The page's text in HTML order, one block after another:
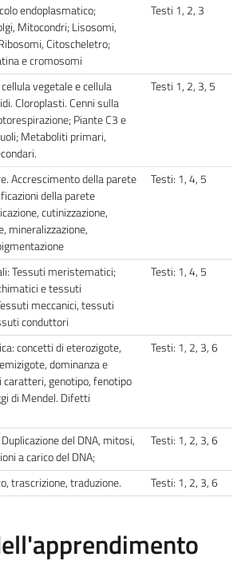
endoplasmatico;
Mitocondri; Lisosomi,
Citoscheletro;
e cromosomi
Testi 1, 2, 3
vegetale e cellula
Cloroplasti. Cenni sulla
Piante C3 e
Metaboliti primari,
Testi 1, 2, 3, 5
Accrescimento della parete
della parete
cutinizzazione,
mineralizzazione,
Testi: 1, 4, 5
Tessuti meristematici;
e tessuti
meccanici, tessuti
conduttori
Testi: 1, 4, 5
concetti di eterozigote,
dominanza e
caratteri, genotipo, fenotipo
di Mendel. Difetti
Testi: 1, 2, 3, 6
del DNA, mitosi,
a carico del DNA;
Testi: 1, 2, 3, 6
trascrizione, traduzione. Testi: 1, 2, 3, 6